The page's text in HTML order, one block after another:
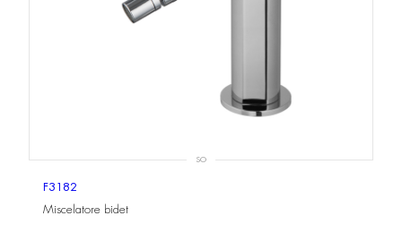
SO
F3182
Miscelatore bidet